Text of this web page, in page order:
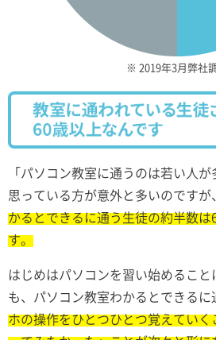
※ 2019年3月弊社
「パソコン教室に通うのは若い人
思っている方が意外と多いのですが、
かるとできるに通う生徒の約半数
す。
はじめはパソコンを習い始めるこ
も、パソコン教室わかるとできるに
ホの操作をひとつひとつ覚えてい